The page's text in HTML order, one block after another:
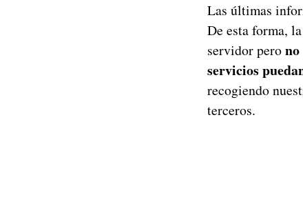
Las últimas
De esta forma,
servidor pero
servicios
recogiendo
terceros.